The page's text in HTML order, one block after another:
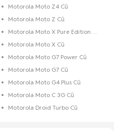
Motorola Moto Z4 Cũ
Motorola Moto Z Cũ
Motorola Moto X Pure Edition Cũ
Motorola Moto X Cũ
Motorola Moto G7 Power Cũ
Motorola Moto G7 Cũ
Motorola Moto G4 Plus Cũ
Motorola Moto C 3G Cũ
Motorola Droid Turbo Cũ